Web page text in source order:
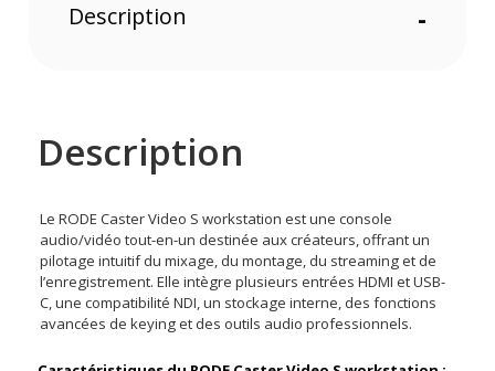
Description -
Description
Le RODE Caster Video S workstation est une console
audio/vidéo tout-en-un destinée aux créateurs, offrant un
pilotage intuitif du mixage, du montage, du streaming et de
l’enregistrement. Elle intègre plusieurs entrées HDMI et USB-
C, une compatibilité NDI, un stockage interne, des fonctions
avancées de keying et des outils audio professionnels.